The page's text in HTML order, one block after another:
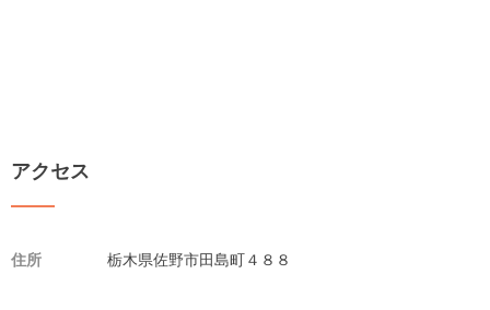
アクセス
住所 栃木県佐野市田島町４８８